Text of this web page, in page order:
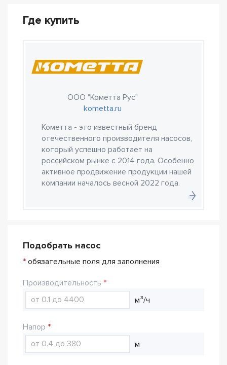
Где купить
ООО "Кометта Рус"
kometta.ru
Кометта - это известный бренд
отечественного производителя насосов,
который успешно работает на
российском рынке с 2014 года. Особенно
активное продвижение продукции нашей
компании началось весной 2022 года.
Подобрать насос
* обязательные поля для заполнения
Производительность
м³/ч
Напор
м